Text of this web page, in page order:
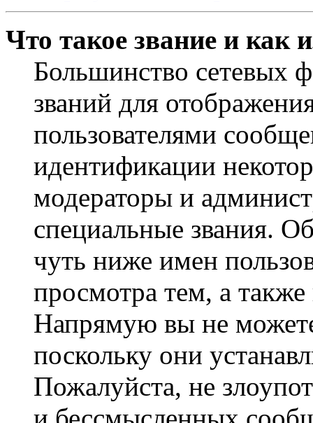
Что такое звание и как
Большинство сетевых
званий для
пользователями
идентификации
модераторы и
специальные звания.
чуть ниже имен
просмотра тем, а
Напрямую вы не
поскольку они
Пожалуйста, не